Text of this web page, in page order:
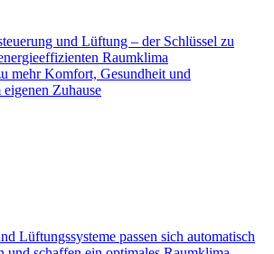
und Lüftung – der Schlüssel zu
Raumklima
mehr Komfort, Gesundheit und
Zuhause
Lüftungssysteme passen sich automatisch